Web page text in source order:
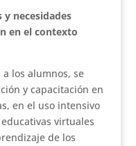
y necesidades
en el contexto
los alumnos, se
y capacitación en
en el uso intensivo
virtuales
de los